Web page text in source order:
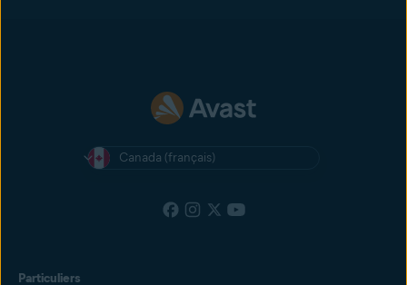
Canada (français)
Particuliers